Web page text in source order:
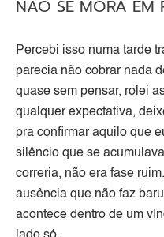
NÃO SE MORA EM
Percebi isso numa tarde
parecia não cobrar nada
quase sem pensar, rolei
qualquer expectativa,
pra confirmar aquilo que
silêncio que se
correria, não era fase
ausência que não faz
acontece dentro de um